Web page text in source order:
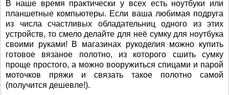
В наше время практически у всех есть ноутбуки или
планшетные компьютеры. Если ваша любимая подруга
из числа счастливых обладательниц одного из этих
устройств, то смело делайте для неё сумку для ноутбука
своими руками! В магазинах рукоделия можно купить
готовое вязаное полотно, из которого сшить сумку
проще простого, а можно вооружиться спицами и парой
моточков пряжи и связать такое полотно самой
(получится дешевле!).